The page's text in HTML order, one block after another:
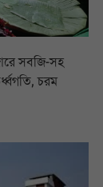
সবজি-সহ
চরম